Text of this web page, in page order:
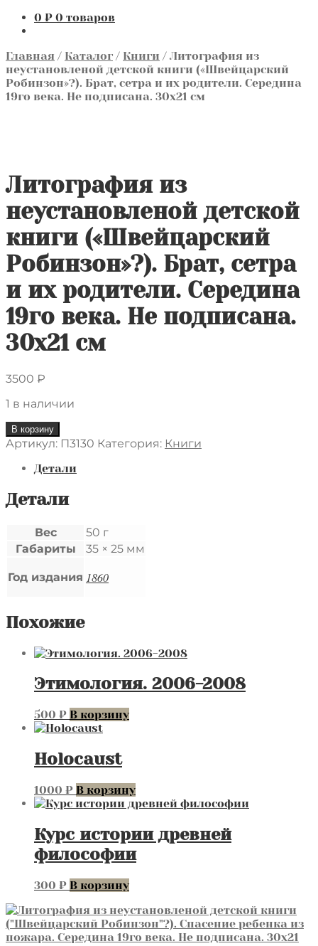
0 ₽ 0 товаров
Главная / Каталог / Книги / Литография из
неустановленой детской книги («Швейцарский
Робинзон»?). Брат, сетра и их родители. Середина
19го века. Не подписана. 30х21 см
Литография из
неустановленой детской
книги («Швейцарский
Робинзон»?). Брат, сетра
и их родители. Середина
19го века. Не подписана.
30х21 см
3500 ₽
1 в наличии
Количество
товара
детской
книги
Робинзон"?).
Брат,
и
Середина
19го
30х21
В корзину
Артикул: П3130 Категория: Книги
Детали
Детали
Вес
50 г
Габариты
35 × 25 мм
Год издания 1860
Похожие
Этимология. 2006-2008
500 ₽ В корзину
Holocaust
1000 ₽ В корзину
Курс истории древней
философии
300 ₽ В корзину